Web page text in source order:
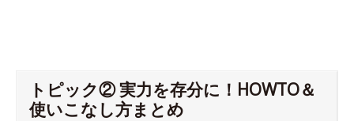
トピック② 実力を存分に！HOWTO＆
使いこなし方まとめ